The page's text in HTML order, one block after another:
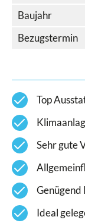
Baujahr
Bezugstermin
check Top
check
check Sehr gute
check
check Genügend
check Ideal